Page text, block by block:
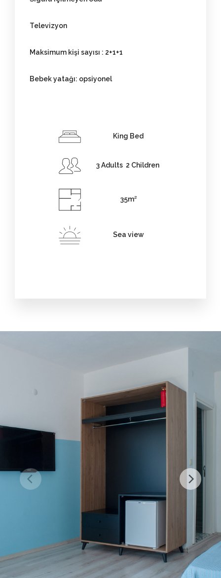
Televizyon
Maksimum kişi sayısı : 2+1+1
Bebek yatağı: opsiyonel
King Bed
3 Adults 2 Children
35m²
Sea view